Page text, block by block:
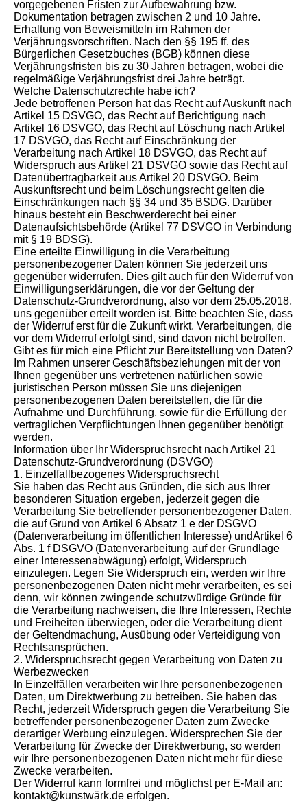
vorgegebenen Fristen zur Aufbewahrung bzw.
Dokumentation betragen zwischen 2 und 10 Jahre.
Erhaltung von Beweismitteln im Rahmen der
Verjährungsvorschriften. Nach den §§ 195 ff. des
Bürgerlichen Gesetzbuches (BGB) können diese
Verjährungsfristen bis zu 30 Jahren betragen, wobei die
regelmäßige Verjährungsfrist drei Jahre beträgt.
Welche Datenschutzrechte habe ich?
Jede betroffenen Person hat das Recht auf Auskunft nach
Artikel 15 DSVGO, das Recht auf Berichtigung nach
Artikel 16 DSVGO, das Recht auf Löschung nach Artikel
17 DSVGO, das Recht auf Einschränkung der
Verarbeitung nach Artikel 18 DSVGO, das Recht auf
Widerspruch aus Artikel 21 DSVGO sowie das Recht auf
Datenübertragbarkeit aus Artikel 20 DSVGO. Beim
Auskunftsrecht und beim Löschungsrecht gelten die
Einschränkungen nach §§ 34 und 35 BSDG. Darüber
hinaus besteht ein Beschwerderecht bei einer
Datenaufsichtsbehörde (Artikel 77 DSVGO in Verbindung
mit § 19 BDSG).
Eine erteilte Einwilligung in die Verarbeitung
personenbezogener Daten können Sie jederzeit uns
gegenüber widerrufen. Dies gilt auch für den Widerruf von
Einwilligungserklärungen, die vor der Geltung der
Datenschutz-Grundverordnung, also vor dem 25.05.2018,
uns gegenüber erteilt worden ist. Bitte beachten Sie, dass
der Widerruf erst für die Zukunft wirkt. Verarbeitungen, die
vor dem Widerruf erfolgt sind, sind davon nicht betroffen.
Gibt es für mich eine Pflicht zur Bereitstellung von Daten?
Im Rahmen unserer Geschäftsbeziehungen mit der von
Ihnen gegenüber uns vertretenen natürlichen sowie
juristischen Person müssen Sie uns diejenigen
personenbezogenen Daten bereitstellen, die für die
Aufnahme und Durchführung, sowie für die Erfüllung der
vertraglichen Verpflichtungen Ihnen gegenüber benötigt
werden.
Information über Ihr Widerspruchsrecht nach Artikel 21
Datenschutz-Grundverordnung (DSVGO)
1. Einzelfallbezogenes Widerspruchsrecht
Sie haben das Recht aus Gründen, die sich aus Ihrer
besonderen Situation ergeben, jederzeit gegen die
Verarbeitung Sie betreffender personenbezogener Daten,
die auf Grund von Artikel 6 Absatz 1 e der DSGVO
(Datenverarbeitung im öffentlichen Interesse) undArtikel 6
Abs. 1 f DSGVO (Datenverarbeitung auf der Grundlage
einer Interessenabwägung) erfolgt, Widerspruch
einzulegen. Legen Sie Widerspruch ein, werden wir Ihre
personenbezogenen Daten nicht mehr verarbeiten, es sei
denn, wir können zwingende schutzwürdige Gründe für
die Verarbeitung nachweisen, die Ihre Interessen, Rechte
und Freiheiten überwiegen, oder die Verarbeitung dient
der Geltendmachung, Ausübung oder Verteidigung von
Rechtsansprüchen.
2. Widerspruchsrecht gegen Verarbeitung von Daten zu
Werbezwecken
In Einzelfällen verarbeiten wir Ihre personenbezogenen
Daten, um Direktwerbung zu betreiben. Sie haben das
Recht, jederzeit Widerspruch gegen die Verarbeitung Sie
betreffender personenbezogener Daten zum Zwecke
derartiger Werbung einzulegen. Widersprechen Sie der
Verarbeitung für Zwecke der Direktwerbung, so werden
wir Ihre personenbezogenen Daten nicht mehr für diese
Zwecke verarbeiten.
Der Widerruf kann formfrei und möglichst per E-Mail an:
kontakt@kunstwärk.de erfolgen.